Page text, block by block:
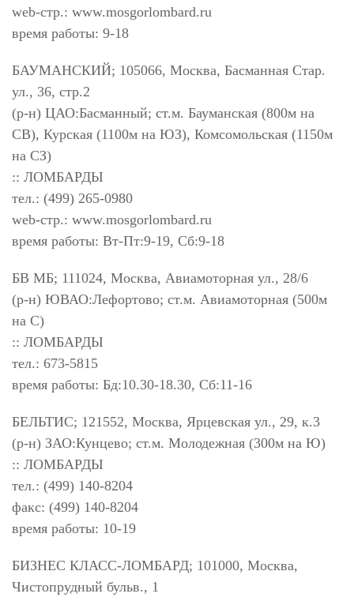
web-стр.: www.mosgorlombard.ru
время работы: 9-18
БАУМАНСКИЙ; 105066, Москва, Басманная Стар.
ул., 36, стр.2
(р-н) ЦАО:Басманный; ст.м. Бауманская (800м на
СВ), Курская (1100м на ЮЗ), Комсомольская (1150м
на СЗ)
:: ЛОМБАРДЫ
тел.: (499) 265-0980
web-стр.: www.mosgorlombard.ru
время работы: Вт-Пт:9-19, Сб:9-18
БВ МБ; 111024, Москва, Авиамоторная ул., 28/6
(р-н) ЮВАО:Лефортово; ст.м. Авиамоторная (500м
на С)
:: ЛОМБАРДЫ
тел.: 673-5815
время работы: Бд:10.30-18.30, Сб:11-16
БЕЛЬТИС; 121552, Москва, Ярцевская ул., 29, к.3
(р-н) ЗАО:Кунцево; ст.м. Молодежная (300м на Ю)
:: ЛОМБАРДЫ
тел.: (499) 140-8204
факс: (499) 140-8204
время работы: 10-19
БИЗНЕС КЛАСС-ЛОМБАРД; 101000, Москва,
Чистопрудный бульв., 1